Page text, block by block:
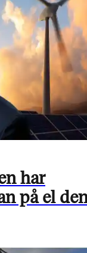
har
på el